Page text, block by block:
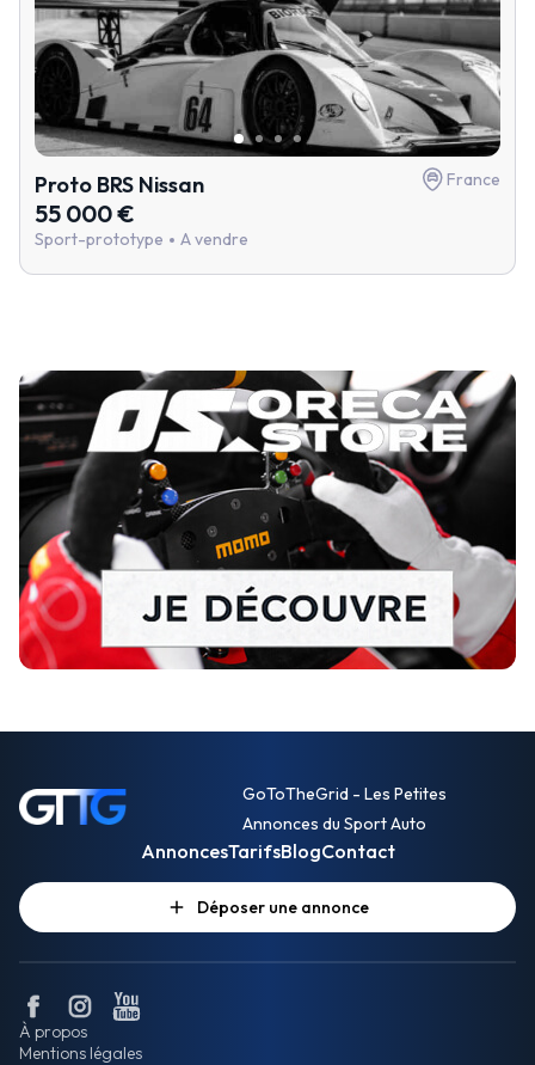
Proto BRS Nissan France
55 000 €
Sport-prototype A vendre
GoToTheGrid - Les Petites
Annonces du Sport Auto
AnnoncesTarifsBlogContact
Déposer une annonce
À propos
Mentions légales